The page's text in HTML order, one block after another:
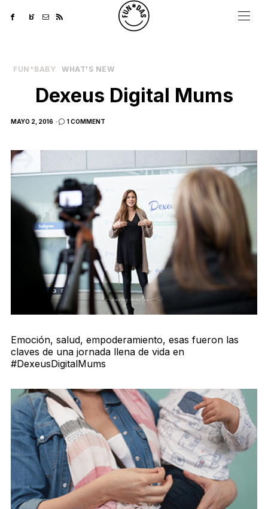
FUN*BABY WHAT'S NEW
Dexeus Digital Mums
POSTED
MAYO 2, 2016 1 COMMENT
Emoción, salud, empoderamiento, esas fueron las
claves de una jornada llena de vida en
#DexeusDigitalMums